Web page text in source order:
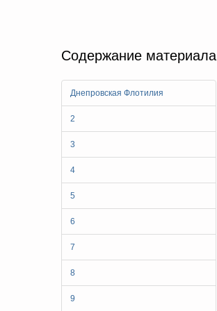
Содержание материала
Днепровская Флотилия
2
3
4
5
6
7
8
9